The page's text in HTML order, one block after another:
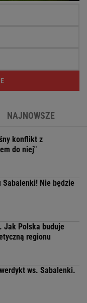
NAJNOWSZE
konflikt z
do niej"
Sabalenki! Nie będzie
Jak Polska buduje
regionu
ws. Sabalenki.